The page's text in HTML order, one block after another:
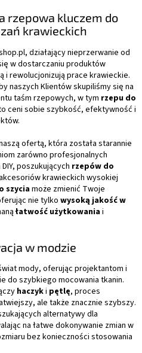
n
t
r
o
l
k
i
l
i
s
y
rzepowa kluczem do
krawieckich
działający nieprzerwanie od
w dostarczaniu produktów
i rewolucjonizują prace krawieckie.
naszych Klientów skupiliśmy się na
taśm rzepowych, w tym rzepu do
ceni sobie szybkość, efektywność i
ofertą, która została starannie
zarówno profesjonalnych
poszukujących rzepów do
krawieckich wysokiej
szyciamoże zmienić Twoje
nie tylko wysoką jakość w
łatwość użytkowaniai
w modzie
mody, oferując projektantom i
do szybkiego mocowania tkanin.
haczyki pętlę, proces
ale także znacznie szybszy.
alternatywy dla
na łatwe dokonywanie zmian w
bez konieczności stosowania